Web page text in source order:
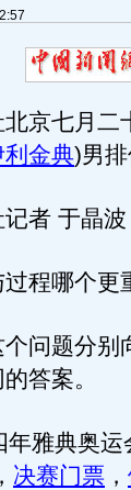
七月二
利金典)男
者 于晶波
哪个更
题分别
答案。
典奥运
， 决赛门票 ，